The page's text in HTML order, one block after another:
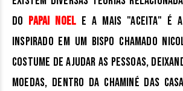
do Papai Noel e a mais "aceita" é
inspirado em um bispo chamado
costume de ajudar as pessoas,
moedas, dentro da chaminé das